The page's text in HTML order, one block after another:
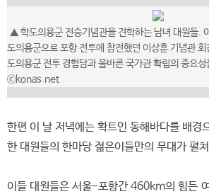
▲ 학도의용군 전승기념관을 견학하는 남녀 대원들.
도의용군으로 포항 전투에 참전했던 이상훈 기념관
도의용군 전투 경험담과 올바른 국가관 확립의 중요
ⓒkonas.net
한편 이 날 저녁에는 확트인 동해바다를 배경
한 대원들의 한마당 젊은이들만의 무대가 펼
이들 대원들은 서울-포항간 460km의 힘든